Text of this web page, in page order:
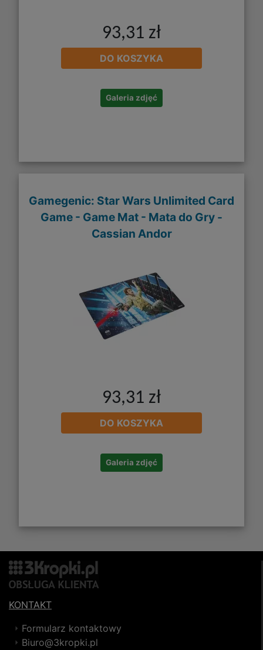
93,31 zł
DO KOSZYKA
Galeria zdjęć
Gamegenic: Star Wars Unlimited Card
Game - Game Mat - Mata do Gry -
Cassian Andor
93,31 zł
DO KOSZYKA
Galeria zdjęć
KONTAKT
Formularz kontaktowy
Biuro@3kropki.pl